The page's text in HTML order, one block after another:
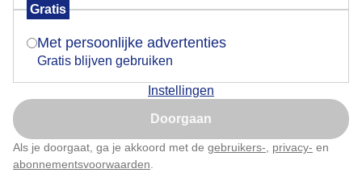
Gratis
Met persoonlijke advertenties
Gratis blijven gebruiken
Instellingen
Doorgaan
Als je doorgaat, ga je akkoord met de gebruikers- privacy- en
abonnementsvoorwaarden
Plukken van paardenhaar voor het bouwen van hun
nest.
Door: Toon Boons Gemaakt: 25-04-2026, 24x bekeken
Is goed, toon de popup
Nu niet, misschien later
Klik hierom dit aan te passen